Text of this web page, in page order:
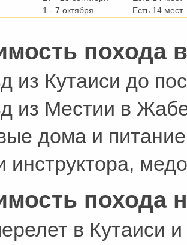
1 - 7 октября Есть 14 мест
похода
из Кутаиси до
из Местии в
дома и
инструктора,
похода
в Кутаиси